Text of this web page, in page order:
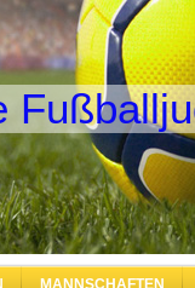
MANNSCHAFTEN